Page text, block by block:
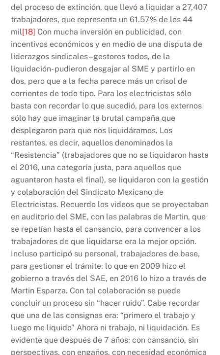
del proceso de extinción, que llevó a liquidar a 27,407
trabajadores, que representa un 61.57% de los 44
mil[18] Con mucha inversión en publicidad, con
incentivos económicos y en medio de una disputa de
liderazgos sindicales –gestores todos, de la
liquidación- pudieron desgajar al SME y partirlo en
dos, pero que a la fecha parece más un crisol de
corrientes de todo tipo. Para los electricistas sólo
basta con recordar lo que sucedió, para los externos
sólo hay que imaginar la brutal campaña que
desplegaron para que nos liquidáramos. Los
restantes, es decir, aquellos denominados la
“Resistencia” (trabajadores que no se liquidaron hasta
el 2016, una categoría justa, para aquellos que
aguantaron hasta el final), se liquidaron con la gestión
y colaboración del Sindicato Mexicano de
Electricistas. Recuerdo los videos que se proyectaban
en auditorio del SME, con las palabras de Martin, que
se repetían hasta el cansancio, para convencer a los
trabajadores de que liquidarse era la mejor opción.
Incluso participó su personal, trabajadores de base,
para gestionar el trámite: lo que en 2009 hizo el
gobierno a través del SAE, en 2016 lo hizo a través de
Martin Esparza. Con tal colaboración se puede
concluir un proceso sin “hacer ruido”. Cabe recordar
que una de las consignas era: “primero el trabajo y
luego me liquido” Ahora ni trabajo, ni liquidación. Es
evidente que después de 7 años; con cansancio, sin
perspectivas, con engaños, con necesidad económica